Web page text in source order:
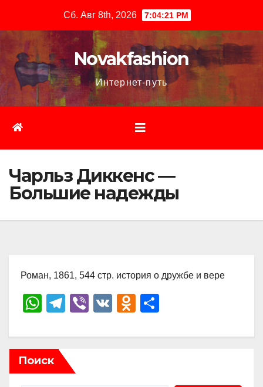
содержимому
Сб. Авг 8th, 2026 7:04:22 PM
Novakfashion
Интернет-путь
Чарльз Диккенс —
Большие надежды
Роман, 1861, 544 стр. история о дружбе и вере
W
at
s
A
T
e
gr
a
Vi
er
V
O
n
р
Поиск